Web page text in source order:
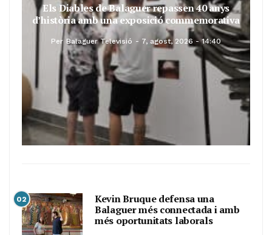
Els Diables de Balaguer repassen 40 anys
d’història amb una exposició commemorativa
Per Balaguer Televisió 7, agost, 2026 - 14:40
02
Kevin Bruque defensa una
Balaguer més connectada i amb
més oportunitats laborals